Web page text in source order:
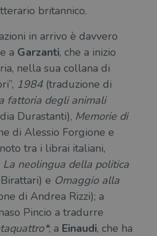
britannico.
in arrivo è davvero
a Garzanti, che a inizio
nella sua collana di
1984 (traduzione di
fattoria degli animali
Durastanti), Memorie di
di Alessio Forgione e
tra i librai italiani,
La neolingua della politica
e Omaggio alla
di Andrea Rizzi); a
Pincio a tradurre
; a Einaudi, che ha